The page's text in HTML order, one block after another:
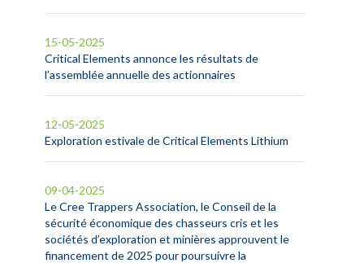
Critical Elements annonce les résultats de
l’assemblée annuelle des actionnaires
15-05-2025
Exploration estivale de Critical Elements Lithium
12-05-2025
Le Cree Trappers Association, le Conseil de la
sécurité économique des chasseurs cris et les
sociétés d’exploration et minières approuvent le
financement de 2025 pour poursuivre la
09-04-2025